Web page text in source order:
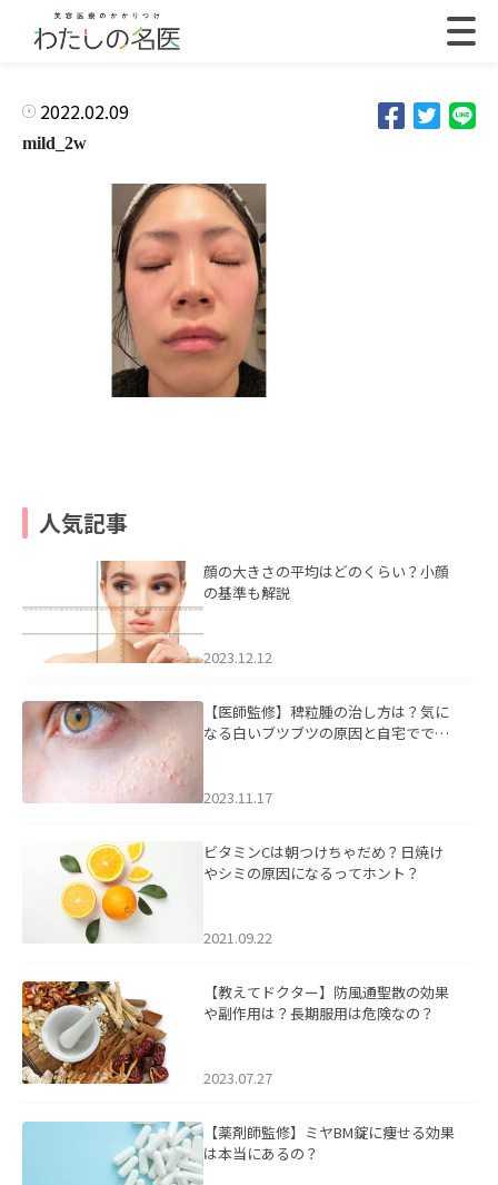
2022.02.09
mild_2w
人気記事
顔の大きさの平均はどのくらい？小顔
の基準も解説
2023.12.12
【医師監修】稗粒腫の治し方は？気に
なる白いブツブツの原因と自宅ででき
2023.11.17
ビタミンCは朝つけちゃだめ？日焼け
やシミの原因になるってホント？
2021.09.22
【教えてドクター】防風通聖散の効果
や副作用は？長期服用は危険なの？
2023.07.27
【薬剤師監修】ミヤBM錠に痩せる効果
は本当にあるの？